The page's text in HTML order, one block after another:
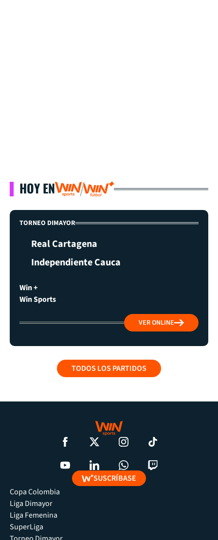
HOY EN
TORNEO DIMAYOR
Real Cartagena
Independiente Cauca
Win +
Win Sports
VER ONLINE
TODOS LOS PARTIDOS
SUSCRÍBASE
Copa Colombia
Liga Dimayor
Liga Femenina
SuperLiga